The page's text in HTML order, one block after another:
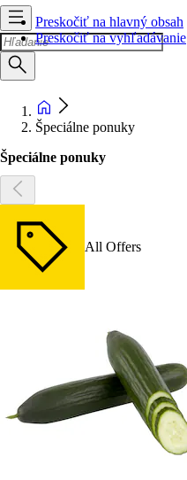
Preskočiť na hlavný obsah
Preskočiť na vyhľadávanie
Špeciálne ponuky
Špeciálne ponuky
All Offers